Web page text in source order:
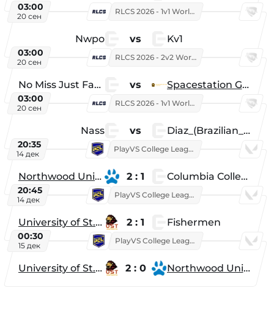
03:00
20 сен
RLCS 2026 - 1v1 World Championship
Nwpo vs Kv1
03:00
20 сен
RLCS 2026 - 2v2 World Championship
No Miss Just Fake vs Spacestation Gaming
03:00
20 сен
RLCS 2026 - 1v1 World Championship
Nass vs Diaz_(Brazilian_Player)
20:35
14 дек
PlayVS College League 2025: Fall
Northwood University 2 : 1 Columbia College
20:45
14 дек
PlayVS College League 2025: Fall
University of St. Thomas 2 : 1 Fishermen
00:30
15 дек
PlayVS College League 2025: Fall
University of St. Thomas 2 : 0 Northwood University